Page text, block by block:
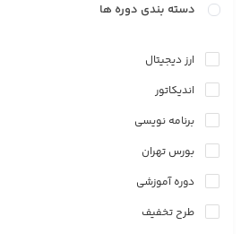
دسته بندی دوره ها
ارز دیجیتال
اندیکاتور
برنامه نویسی
بورس تهران
دوره آموزشی
طرح تخفیف